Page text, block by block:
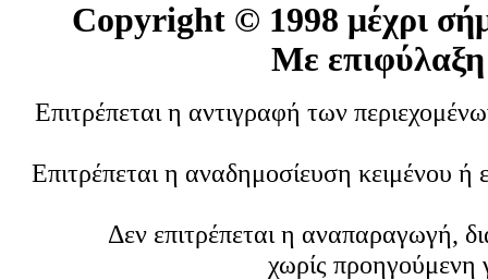
Copyright © 1998 μέχρι
Με επιφύλαξη
Επιτρέπεται η αντιγραφή των
Επιτρέπεται η αναδημοσίευση κειμένου
Δεν επιτρέπεται η αναπαραγωγή,
χωρίς προηγούμενη